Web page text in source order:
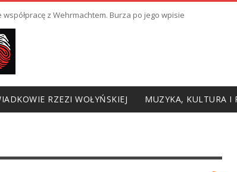
z Wehrmachtem. Burza po jego wpisie
RZEZI WOŁYŃSKIEJ MUZYKA, KULTURA I